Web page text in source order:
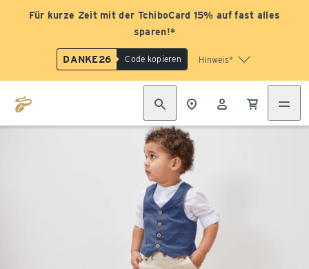
Für kurze Zeit mit der TchiboCard 15% auf fast alles
sparen!*
DANKE26 Code kopieren Hinweis*